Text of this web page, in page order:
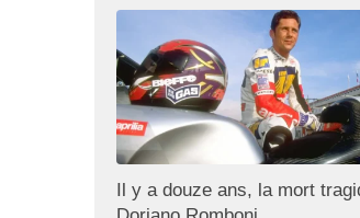
Il y a douze ans, la mort